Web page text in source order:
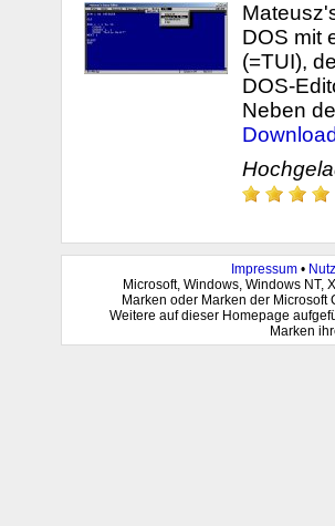
DOS mit
(=TUI),
DOS-
Neben
Impressum•
Microsoft, Windows, Windows NT,
Marken oder Marken der
Weitere auf dieser Homepage
Marken